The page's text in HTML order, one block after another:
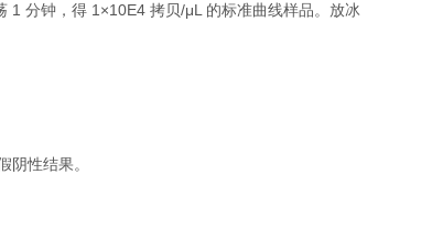
1 分钟，得 1×10E4 拷贝/μL 的标准曲线样品。放冰
阴性结果。